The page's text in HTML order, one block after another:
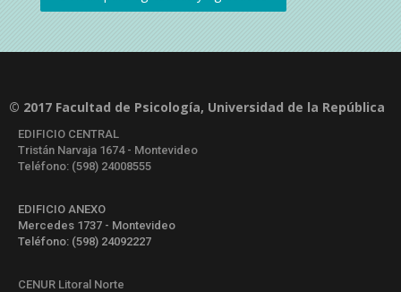
© 2017 Facultad de Psicología, Universidad de la República
EDIFICIO CENTRAL
Tristán Narvaja 1674 - Montevideo
Teléfono: (598) 24008555
EDIFICIO ANEXO
Mercedes 1737 - Montevideo
Teléfono: (598) 24092227
CENUR Litoral Norte